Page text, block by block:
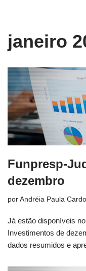
para
ojaneiro
Funpresp-
dezembro
por Andréia Paula
Já estão disponíveis
Investimentos de
dados resumidos e